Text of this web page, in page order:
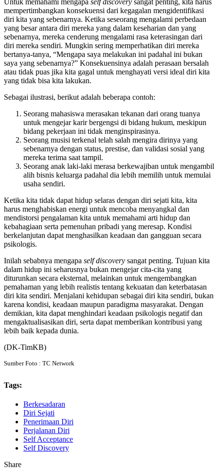
Untuk memahami mengapa self discovery sangat penting, kita harus
mempertimbangkan konsekuensi dari kegagalan mengidentifikasi
diri kita yang sebenarnya. Ketika seseorang mengalami perbedaan
yang besar antara diri mereka yang dalam keseharian dan yang
sebenarnya, mereka cenderung mengalami rasa keterasingan dari
diri mereka sendiri. Mungkin sering memperhatikan diri mereka
bertanya-tanya, “Mengapa saya melakukan ini padahal ini bukan
saya yang sebenarnya?” Konsekuensinya adalah perasaan bersalah
atau tidak puas jika kita gagal untuk menghayati versi ideal diri kita
yang tidak bisa kita lakukan.
Sebagai ilustrasi, berikut adalah beberapa contoh:
Seorang mahasiswa merasakan tekanan dari orang tuanya
untuk mengejar karir bergengsi di bidang hukum, meskipun
bidang pekerjaan ini tidak menginspirasinya.
Seorang musisi terkenal telah salah mengira dirinya yang
sebenarnya dengan status, prestise, dan validasi sosial yang
mereka terima saat tampil.
Seorang anak laki-laki merasa berkewajiban untuk mengambil
alih bisnis keluarga padahal dia lebih memilih untuk memulai
usaha sendiri.
Ketika kita tidak dapat hidup selaras dengan diri sejati kita, kita
harus menghabiskan energi untuk mencoba menyangkal dan
mendistorsi pengalaman kita untuk memahami arti hidup dan
kebahagiaan serta pemenuhan pribadi yang meresap. Kondisi
berkelanjutan dapat menghasilkan keadaan dan gangguan secara
psikologis.
Inilah sebabnya mengapa self discovery sangat penting. Tujuan kita
dalam hidup ini seharusnya bukan mengejar cita-cita yang
diturunkan secara eksternal, melainkan untuk mengembangkan
pemahaman yang lebih realistis tentang kekuatan dan keterbatasan
diri kita sendiri. Menjalani kehidupan sebagai diri kita sendiri, bukan
karena kondisi, keadaan maupun paradigma masyarakat. Dengan
demikian, kita dapat menghindari keadaan psikologis negatif dan
mengaktualisasikan diri, serta dapat memberikan kontribusi yang
lebih baik kepada dunia.
(DK-TimKB)
Sumber Foto : TC Network
Tags:
Berkesadaran
Diri Sejati
Penerimaan Diri
Perjalanan Diri
Self Acceptance
Self Discovery
Share